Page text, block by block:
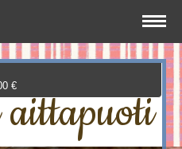
€